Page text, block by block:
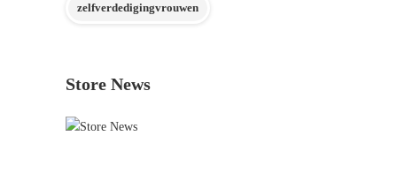
zelfverdedigingvrouwen
Store News